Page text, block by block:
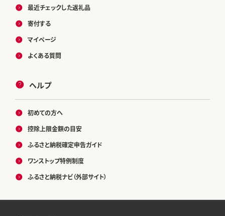
最近チェックした返礼品
寄付する
マイページ
よくある質問
ヘルプ
初めての方へ
控除上限金額の目安
ふるさと納税確定申告ガイド
ワンストップ特例制度
ふるさと納税ナビ（外部サイト）